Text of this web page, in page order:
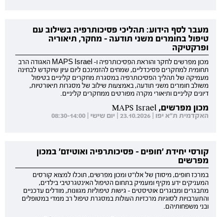
מעבר לסף הידוע: תהליכי פסיכותרפיה בשילוב עם
טיפול בחומרים משני תודעה - מחקר, תיאוריה
ופרקטיקה
מכון מפרשים לחקר והוראת הפסיכותרפיה ו- MAPS Israel האגודה הרב
תחומית למחקרים פסיכדליים, שמחים להזמינכם ליום עיון שיוקדש לבחינה
מעמיקה של תהליך הפסיכותרפיה במסגרת מחקרים קליניים בטיפול
משולב חומרים משני תודעה, באמצעות שילוב של מסגרות תיאורטיות,
דיונים קליניים ותיאורי מקרה מפורטים ממחקרים קליניים.
מכון מפרשים, MAPS Israel
האקדמית ת"א יפו | 23.10.2026 | יום שישי | 08:30-14:00
קורסי יחידת 'חופים - פסיכותרפיה ואוטיזם' במכון
מפרשים
במרכז חופים, מיסודן של אלו"ט ומכון מפרשים, תוכלו למצוא קורסים
המעניקים ידע מקיף ומעמיק בתחום הטיפול האינטגרטיבי בילדים,
מתבגרים ומבוגרים אוטיסטים - גישות טיפוליות מגוונות, מודלים עדכניים
והתערבויות לסוגיות מרכזיות העולות במסגרת טיפול רב ממדי במטופלים
ובני משפחותיהם.